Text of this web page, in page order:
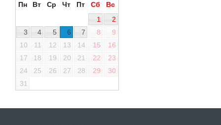
Пн Вт Ср Чт Пт Сб
Вс
1
2
3
4 5 6 7 8
9
10
11 12 13 14 15
16
17
18 19 20 21 22
23
24
25 26 27 28 29
30
31